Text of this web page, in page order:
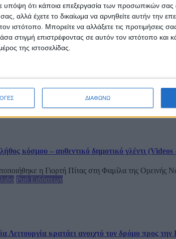
υπόψη ότι κάποια επεξεργασία των προσωπικών σας
αλλά έχετε το δικαίωμα να αρνηθείτε αυτήν την
ιστότοπο. Μπορείτε να αλλάξετε τις προτιμήσεις
στιγμή επιστρέφοντας σε αυτόν τον ιστότοπο και
της ιστοσελίδας.
ΔΙΑΦΩΝΩ
κρατάει ανοιχτό τον δρόμο προς την
διότι έχει ως ιδρυτή και...
κόσμου – αυθεντικό δημοτικό γλέντι (Videos
η Γιορτή Πίτας στη Φαμίλα της
Ροή Ειδήσεων
κρατάει ανοιχτό τον δρόμο προς την